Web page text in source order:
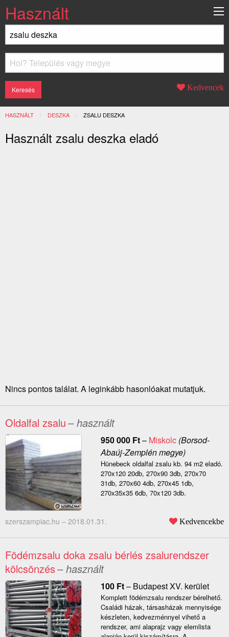
Használt
Kedvencek
HASZNÁLT DESZKA JELENLEGI:
ZSALU DESZKA
Használt zsalu deszka eladó
Nincs pontos találat. A leginkább hasonlóakat mutatjuk.
Oldalfal zsalu– használt
950 000 Ft– Miskolc(Borsod-
Abaúj-Zemplén megye)
Hünebeck oldalfal zsalu kb. 94 m2 eladó.
270x120 20db, 270x90 3db, 270x70
31db, 270x60 4db, 270x45 1db,
270x35x35 6db, 70x120 3db.
szerszampiac.hu – 2018.01.31. Kedvencekbe
Födémzsalu doka zsalu bérlés zsalurendszer
kölcsönzés– használt
100 Ft– Budapest XV. kerület
Komplett födémzsalu rendszer bérelhető.
Családi házak, társasházak mennyisége
készleten, kedvezménnyel vihető a
rendszer, ami alaprajz vagy elemlista